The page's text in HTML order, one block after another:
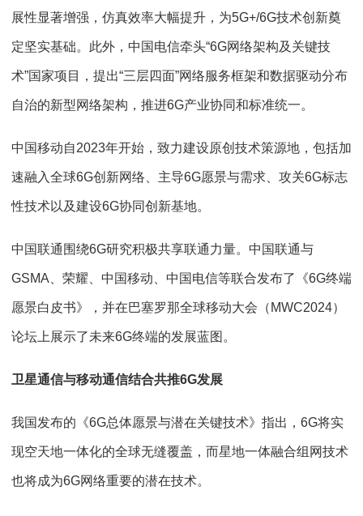
展性显著增强，仿真效率大幅提升，为5G+/6G技术创新奠
定坚实基础。此外，中国电信牵头“6G网络架构及关键技
术”国家项目，提出“三层四面”网络服务框架和数据驱动分布
自治的新型网络架构，推进6G产业协同和标准统一。
中国移动自2023年开始，致力建设原创技术策源地，包括加
速融入全球6G创新网络、主导6G愿景与需求、攻关6G标志
性技术以及建设6G协同创新基地。
中国联通围绕6G研究积极共享联通力量。中国联通与
GSMA、荣耀、中国移动、中国电信等联合发布了《6G终端
愿景白皮书》，并在巴塞罗那全球移动大会（MWC2024）
论坛上展示了未来6G终端的发展蓝图。
卫星通信与移动通信结合共推6G发展
我国发布的《6G总体愿景与潜在关键技术》指出，6G将实
现空天地一体化的全球无缝覆盖，而星地一体融合组网技术
也将成为6G网络重要的潜在技术。